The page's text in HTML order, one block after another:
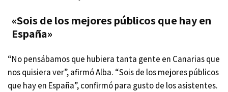
«Sois de los mejores públicos que hay en
España»
“No pensábamos que hubiera tanta gente en Canarias que
nos quisiera ver”, afirmó Alba. “Sois de los mejores públicos
que hay en España”, confirmó para gusto de los asistentes.